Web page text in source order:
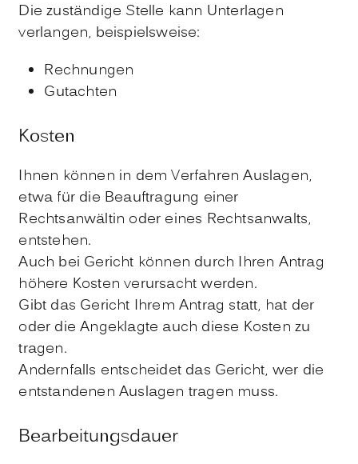
Die zuständige Stelle kann Unterlagen
verlangen, beispielsweise:
Rechnungen
Gutachten
Kosten
Ihnen können in dem Verfahren Auslagen,
etwa für die Beauftragung einer
Rechtsanwältin oder eines Rechtsanwalts,
entstehen.
Auch bei Gericht können durch Ihren Antrag
höhere Kosten verursacht werden.
Gibt das Gericht Ihrem Antrag statt, hat der
oder die Angeklagte auch diese Kosten zu
tragen.
Andernfalls entscheidet das Gericht, wer die
entstandenen Auslagen tragen muss.
Bearbeitungsdauer